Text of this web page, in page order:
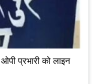
प्रभारी को लाइन